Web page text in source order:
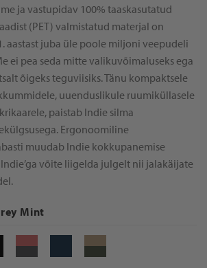
ja vastupidav 100% taaskasutatud
(PET) valmistatud materjal on
aastast juba üle poole miljoni veepudeli
ei pea seda mitte valikuvõimaluseks ega
õigeks teguviisiks. Tänu kompaktsele
uuenduslikule ruumiküllasele
paistab Indie silma
Ergonoomiline
muudab Indie kokkupanemise
võite liigelda julgelt nii jalakäijate
Mint